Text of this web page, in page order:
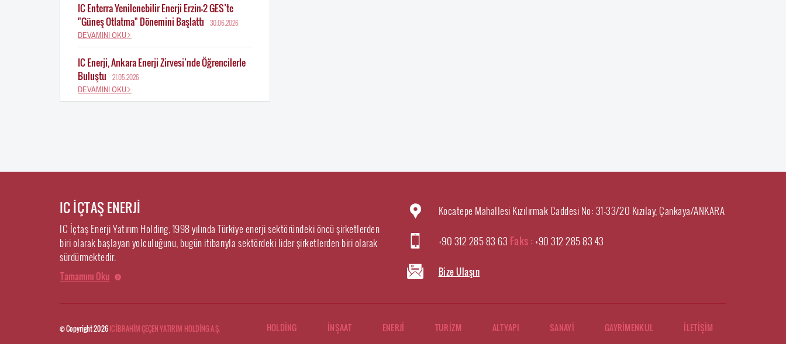
IC Enterra Yenilenebilir Enerji Erzin-2 GES’te
"Güneş Otlatma" Dönemini Başlattı
30.06.2026
DEVAMINI OKU
IC Enerji, Ankara Enerji Zirvesi’nde Öğrencilerle
Buluştu
21.05.2026
DEVAMINI OKU
IC İÇTAŞ ENERJİ
IC İçtaş Enerji Yatırım Holding, 1998 yılında Türkiye enerji sektöründeki öncü şirketlerden
biri olarak başlayan yolculuğunu, bugün itibarıyla sektördeki lider şirketlerden biri olarak
sürdürmektedir.
Tamamını Oku
Kocatepe Mahallesi Kızılırmak Caddesi No: 31-33/20 Kızılay, Çankaya/ANKARA
+90 312 285 83 63 Faks :+90 312 285 83 43
Bize Ulaşın
© Copyright 2026IC İBRAHİM ÇEÇEN YATIRIM HOLDİNG A.Ş. HOLDİNG İNŞAAT ENERJİ TURİZM ALTYAPI SANAYİ GAYRİMENKUL İLETİŞİM